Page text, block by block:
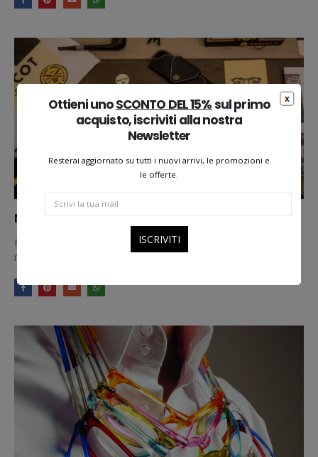
MOSCOT che passione
MOSCOT è da oltre 100 anni uno dei più importanti brande nel
mondo del fashion. Le sue linee di occ...
Ottieni unoSCONTO DEL 15%sul primo
acquisto, iscriviti alla nostra
Newsletter
Resterai aggiornato su tutti i nuovi arrivi, le promozioni e
le offerte.